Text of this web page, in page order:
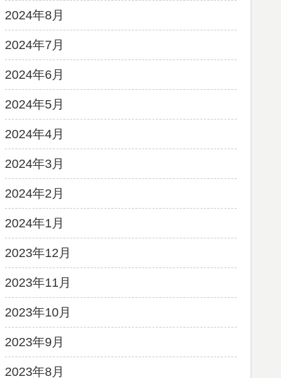
2024年8月
2024年7月
2024年6月
2024年5月
2024年4月
2024年3月
2024年2月
2024年1月
2023年12月
2023年11月
2023年10月
2023年9月
2023年8月